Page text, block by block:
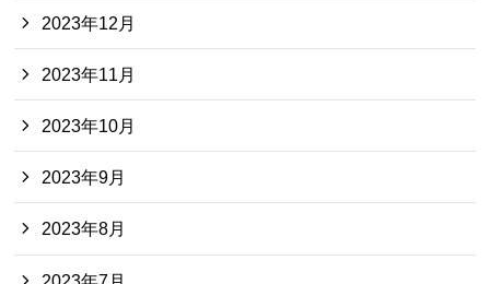
2023年12月
2023年11月
2023年10月
2023年9月
2023年8月